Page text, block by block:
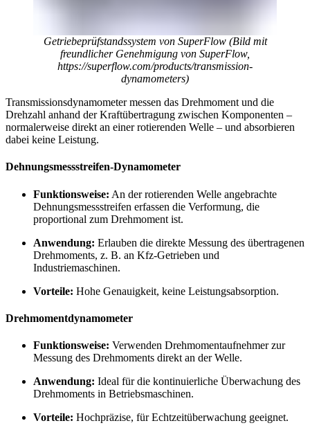
Getriebeprüfstandssystem von SuperFlow (Bild mit
freundlicher Genehmigung von SuperFlow,
https://superflow.com/products/transmission-
dynamometers)
Transmissionsdynamometer messen das Drehmoment und die
Drehzahl anhand der Kraftübertragung zwischen Komponenten –
normalerweise direkt an einer rotierenden Welle – und absorbieren
dabei keine Leistung.
Dehnungsmessstreifen-Dynamometer
Funktionsweise: An der rotierenden Welle angebrachte
Dehnungsmessstreifen erfassen die Verformung, die
proportional zum Drehmoment ist.
Anwendung: Erlauben die direkte Messung des übertragenen
Drehmoments, z. B. an Kfz-Getrieben und
Industriemaschinen.
Vorteile: Hohe Genauigkeit, keine Leistungsabsorption.
Drehmomentdynamometer
Funktionsweise: Verwenden Drehmomentaufnehmer zur
Messung des Drehmoments direkt an der Welle.
Anwendung: Ideal für die kontinuierliche Überwachung des
Drehmoments in Betriebsmaschinen.
Vorteile: Hochpräzise, für Echtzeitüberwachung geeignet.